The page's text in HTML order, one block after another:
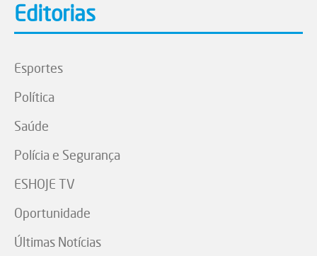
Editorias
Esportes
Política
Saúde
Polícia e Segurança
ESHOJE TV
Oportunidade
Últimas Notícias